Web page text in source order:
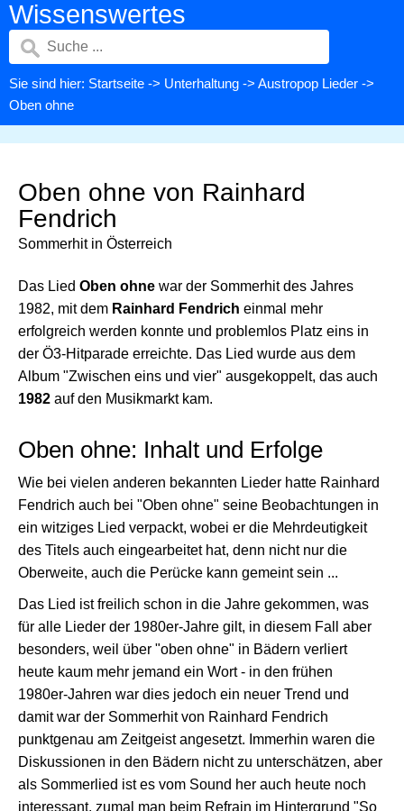
Wissenswertes
Sie sind hier: Startseite -> Unterhaltung -> Austropop Lieder ->
Oben ohne
Oben ohne von Rainhard
Fendrich
Sommerhit in Österreich
Das Lied Oben ohne war der Sommerhit des Jahres
1982, mit dem Rainhard Fendrich einmal mehr
erfolgreich werden konnte und problemlos Platz eins in
der Ö3-Hitparade erreichte. Das Lied wurde aus dem
Album "Zwischen eins und vier" ausgekoppelt, das auch
1982 auf den Musikmarkt kam.
Oben ohne: Inhalt und Erfolge
Wie bei vielen anderen bekannten Lieder hatte Rainhard
Fendrich auch bei "Oben ohne" seine Beobachtungen in
ein witziges Lied verpackt, wobei er die Mehrdeutigkeit
des Titels auch eingearbeitet hat, denn nicht nur die
Oberweite, auch die Perücke kann gemeint sein ...
Das Lied ist freilich schon in die Jahre gekommen, was
für alle Lieder der 1980er-Jahre gilt, in diesem Fall aber
besonders, weil über "oben ohne" in Bädern verliert
heute kaum mehr jemand ein Wort - in den frühen
1980er-Jahren war dies jedoch ein neuer Trend und
damit war der Sommerhit von Rainhard Fendrich
punktgenau am Zeitgeist angesetzt. Immerhin waren die
Diskussionen in den Bädern nicht zu unterschätzen, aber
als Sommerlied ist es vom Sound her auch heute noch
interessant, zumal man beim Refrain im Hintergrund "So